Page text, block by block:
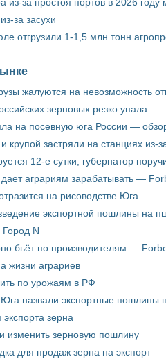
за засухи
отгрузили 1-1,5 млн тонн
жалуются на невозможность
зерновых резко упала
на посевную юга России —
крупой застряли на станциях из-
12-е сутки, губернатор
аграриям зарабатывать —
на рисоводстве Юга
экспортной пошлины на
Город N
бьёт по производителям —
жизни аграриев
по урожаям в РФ
назвали экспортные пошлины
зерна
изменить зерновую пошлину
для продаж зерна на экспорт